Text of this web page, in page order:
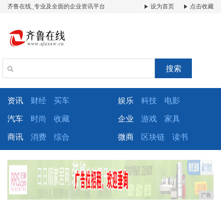
齐鲁在线_专业及全面的企业资讯平台 设为首页 点击收藏
搜索
资讯 财经 买车 娱乐 科技 电影
汽车 时尚 收藏 企业 游戏 家具
商讯 消费 综合 微商 区块链 读书
广告